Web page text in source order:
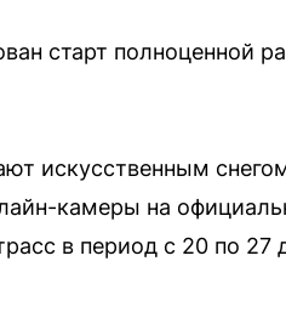
старт полноценной
искусственным
камеры на
в период с 20 по 27